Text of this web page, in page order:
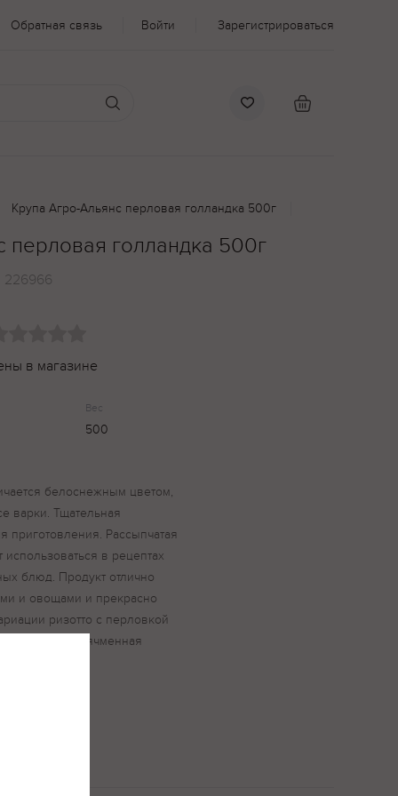
Обратная связь Войти Зарегистрироваться
Крупа Агро-Альянс перловая голландка 500г
перловая голландка 500г
226966
в магазине
Вес
500
белоснежным цветом,
варки. Тщательная
Рассыпчатая
в рецептах
блюд. Продукт отлично
и овощами и прекрасно
ризотто с перловкой
Крупа ячменная